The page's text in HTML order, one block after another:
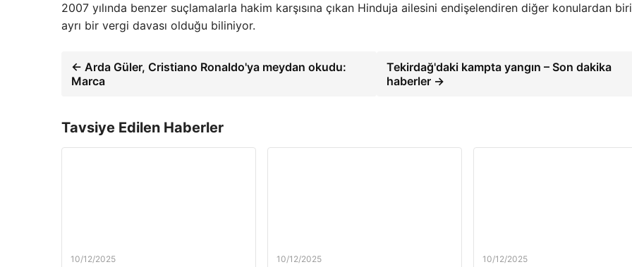
2007 yılında benzer suçlamalarla hakim karşısına çıkan Hinduja ailesini endişelendiren diğer konulardan
ayrı bir vergi davası olduğu biliniyor.
← Arda Güler, Cristiano Ronaldo'ya meydan okudu:
Marca
Tekirdağ'daki kampta yangın – Son dakika
haberler →
Tavsiye Edilen Haberler
10/12/2025 10/12/2025 10/12/2025